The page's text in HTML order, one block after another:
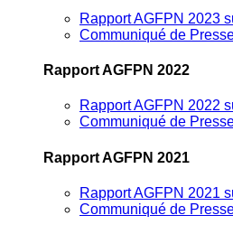
Rapport AGFPN 2023
Communiqué de
Rapport AGFPN 2022
Rapport AGFPN 2022
Communiqué de
Rapport AGFPN 2021
Rapport AGFPN 2021
Communiqué de